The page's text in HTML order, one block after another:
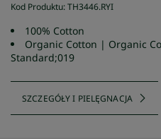
Kod Produktu:TH3446.RYI
100% Cotton
Organic Cotton | Organic
Standard;019
SZCZEGÓŁY I PIELĘGNACJA